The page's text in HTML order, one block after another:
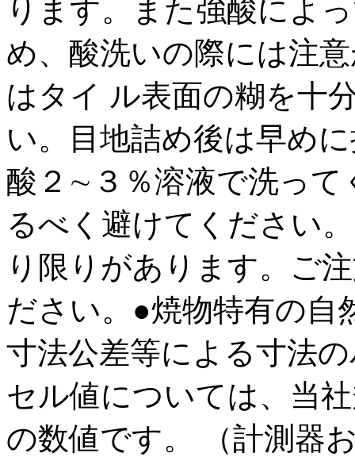
ります。また強酸によ
め、酸洗いの際には注
はタイ ル表面の糊を十
い。目地詰め後は早め
酸２∼３％溶液で洗って
るべく避けてください
り限りがあります。ご
ださい。●焼物特有の自
寸法公差等による寸法
セル値については、当
の数値です。 （計測器